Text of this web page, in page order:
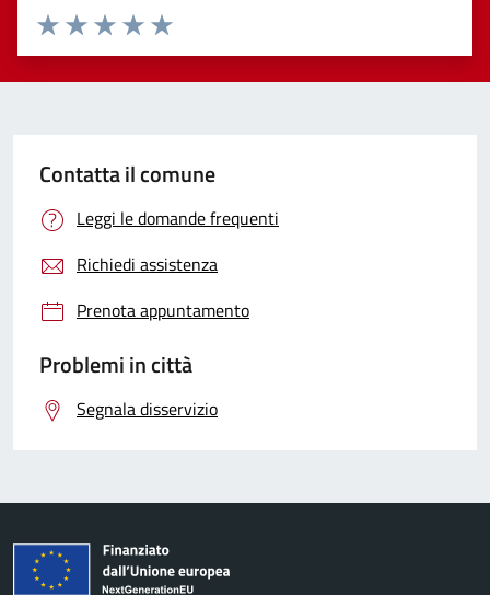
Valuta 5 stelle su 5
Valuta 4 stelle su 5
Valuta 3 stelle su 5
Valuta 2 stelle su 5
Valuta 1 stelle su 5
Contatta il comune
Leggi le domande frequenti
Richiedi assistenza
Prenota appuntamento
Problemi in città
Segnala disservizio